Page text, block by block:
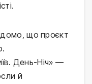
що проєкт
День-Ніч» —
й